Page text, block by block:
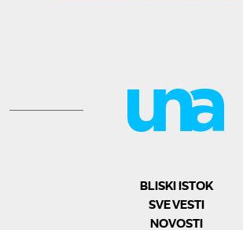
BLISKI ISTOK
SVE VESTI
NOVOSTI